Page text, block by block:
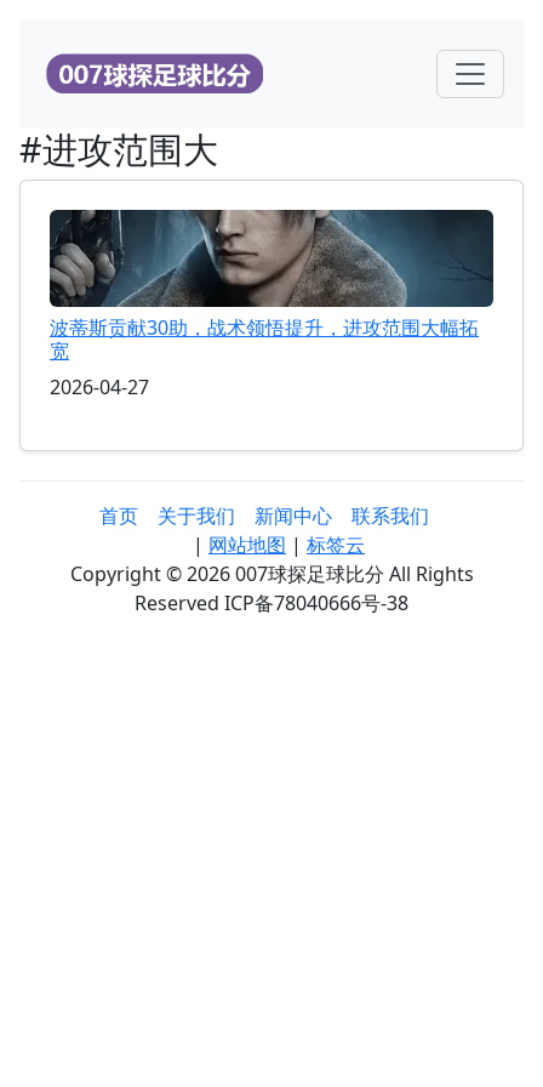
#进攻范围大
波蒂斯贡献30助，战术领悟提升，进攻范围大幅拓
宽
2026-04-27
首页 关于我们 新闻中心
联系我们
| 网站地图 | 标签云
Copyright © 2026 007球探足球比分 All Rights
Reserved ICP备78040666号-38